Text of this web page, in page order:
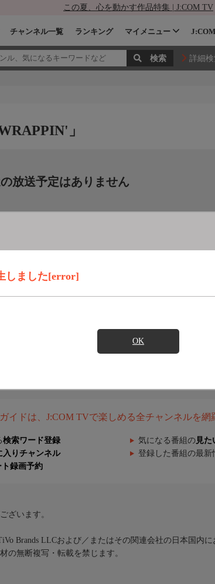
この夏、心を動かす作品特集 | J:COM TV
チャンネル一覧 ランキング マイメニュー
詳細検
しました[error]
OK
」
放送予定はありません
イドは、J:COM TVで楽しめる全チャンネルを網
検索ワード登録 気になる番組の 見た
入りチャンネル 登録した番組の最新
ト録画予約
ざいます。
Brands LLCおよび／またはその関連会社の日本国内に
の無断複写・転載を禁じます。